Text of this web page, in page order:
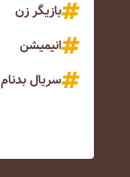
بازیگر زن
انیمیشن
سریال بدنام